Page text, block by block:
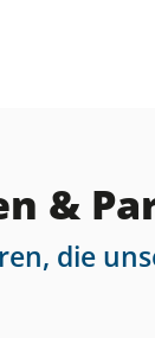
&
die